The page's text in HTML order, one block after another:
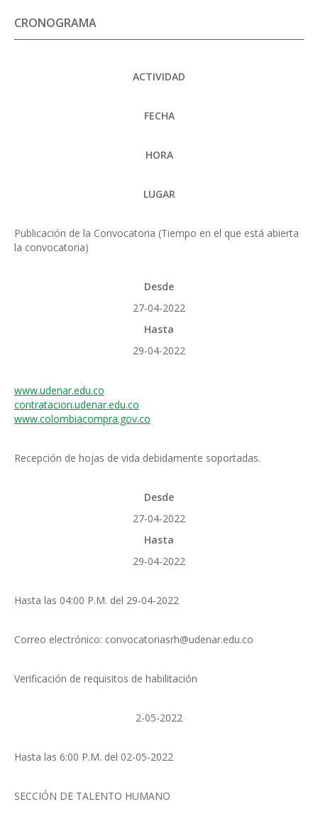
CRONOGRAMA
ACTIVIDAD
FECHA
HORA
LUGAR
Publicación de la Convocatoria (Tiempo en el que está abierta
la convocatoria)
Desde
27-04-2022
Hasta
29-04-2022
www.udenar.edu.co
contratacion.udenar.edu.co
www.colombiacompra.gov.co
Recepción de hojas de vida debidamente soportadas.
Desde
27-04-2022
Hasta
29-04-2022
Hasta las 04:00 P.M. del 29-04-2022
Correo electrónico: convocatoriasrh@udenar.edu.co
Verificación de requisitos de habilitación
2-05-2022
Hasta las 6:00 P.M. del 02-05-2022
SECCIÓN DE TALENTO HUMANO